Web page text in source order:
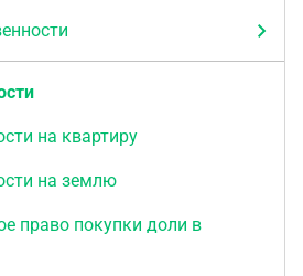
на квартиру
на землю
право покупки доли в